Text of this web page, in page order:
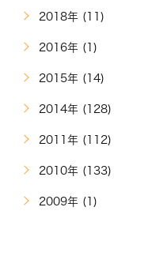
2018年 (11)
2016年 (1)
2015年 (14)
2014年 (128)
2011年 (112)
2010年 (133)
2009年 (1)